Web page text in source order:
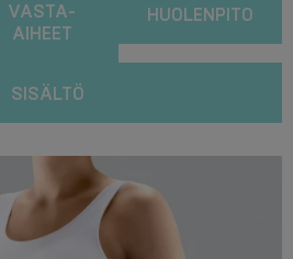
VASTA-
AIHEET
HUOLENPITO
SISÄLTÖ